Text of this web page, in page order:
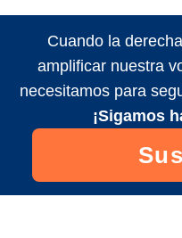
Cuando la
amplificar nuestra
necesitamos para
¡Sigamos